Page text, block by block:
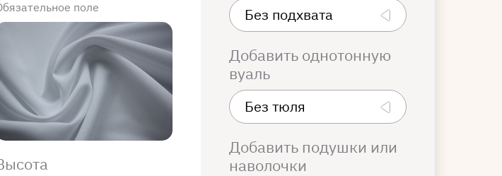
поле
Добавить однотонную
вуаль
Добавить подушки или
наволочки